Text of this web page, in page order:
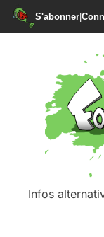
S'abonner|
Infos